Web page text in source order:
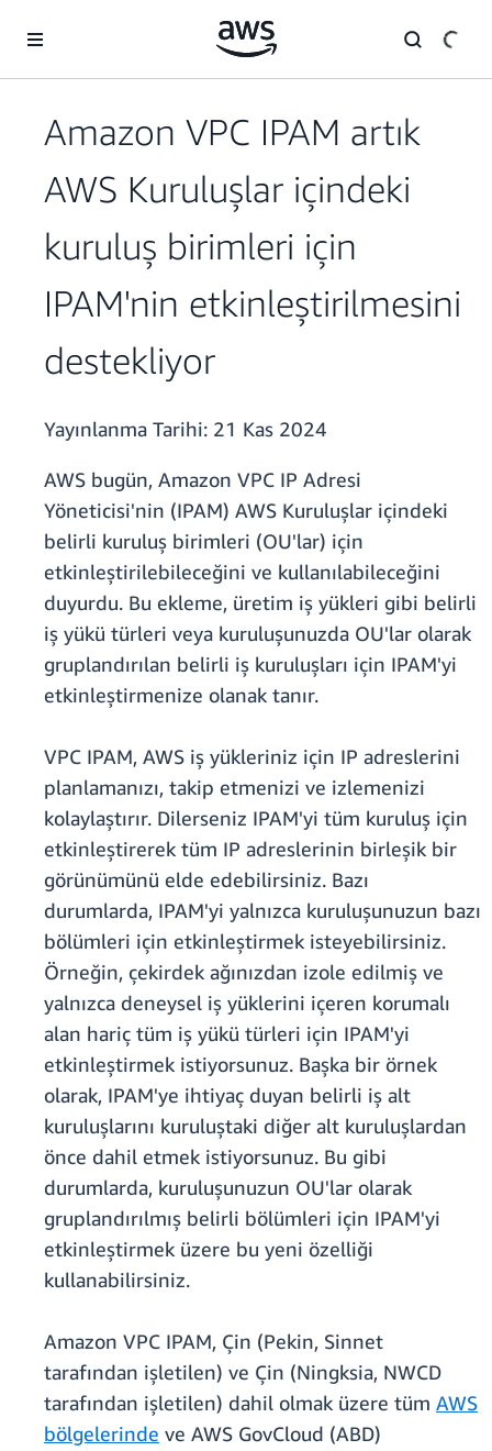
Amazon VPC IPAM artık
AWS Kuruluşlar içindeki
kuruluş birimleri için
IPAM'nin etkinleştirilmesini
destekliyor
Yayınlanma Tarihi: 21 Kas 2024
AWS bugün, Amazon VPC IP Adresi
Yöneticisi'nin (IPAM) AWS Kuruluşlar içindeki
belirli kuruluş birimleri (OU'lar) için
etkinleştirilebileceğini ve kullanılabileceğini
duyurdu. Bu ekleme, üretim iş yükleri gibi belirli
iş yükü türleri veya kuruluşunuzda OU'lar olarak
gruplandırılan belirli iş kuruluşları için IPAM'yi
etkinleştirmenize olanak tanır.
VPC IPAM, AWS iş yükleriniz için IP adreslerini
planlamanızı, takip etmenizi ve izlemenizi
kolaylaştırır. Dilerseniz IPAM'yi tüm kuruluş için
etkinleştirerek tüm IP adreslerinin birleşik bir
görünümünü elde edebilirsiniz. Bazı
durumlarda, IPAM'yi yalnızca kuruluşunuzun bazı
bölümleri için etkinleştirmek isteyebilirsiniz.
Örneğin, çekirdek ağınızdan izole edilmiş ve
yalnızca deneysel iş yüklerini içeren korumalı
alan hariç tüm iş yükü türleri için IPAM'yi
etkinleştirmek istiyorsunuz. Başka bir örnek
olarak, IPAM'ye ihtiyaç duyan belirli iş alt
kuruluşlarını kuruluştaki diğer alt kuruluşlardan
önce dahil etmek istiyorsunuz. Bu gibi
durumlarda, kuruluşunuzun OU'lar olarak
gruplandırılmış belirli bölümleri için IPAM'yi
etkinleştirmek üzere bu yeni özelliği
kullanabilirsiniz.
Amazon VPC IPAM, Çin (Pekin, Sinnet
tarafından işletilen) ve Çin (Ningksia, NWCD
tarafından işletilen) dahil olmak üzere tüm AWS
bölgelerinde ve AWS GovCloud (ABD)